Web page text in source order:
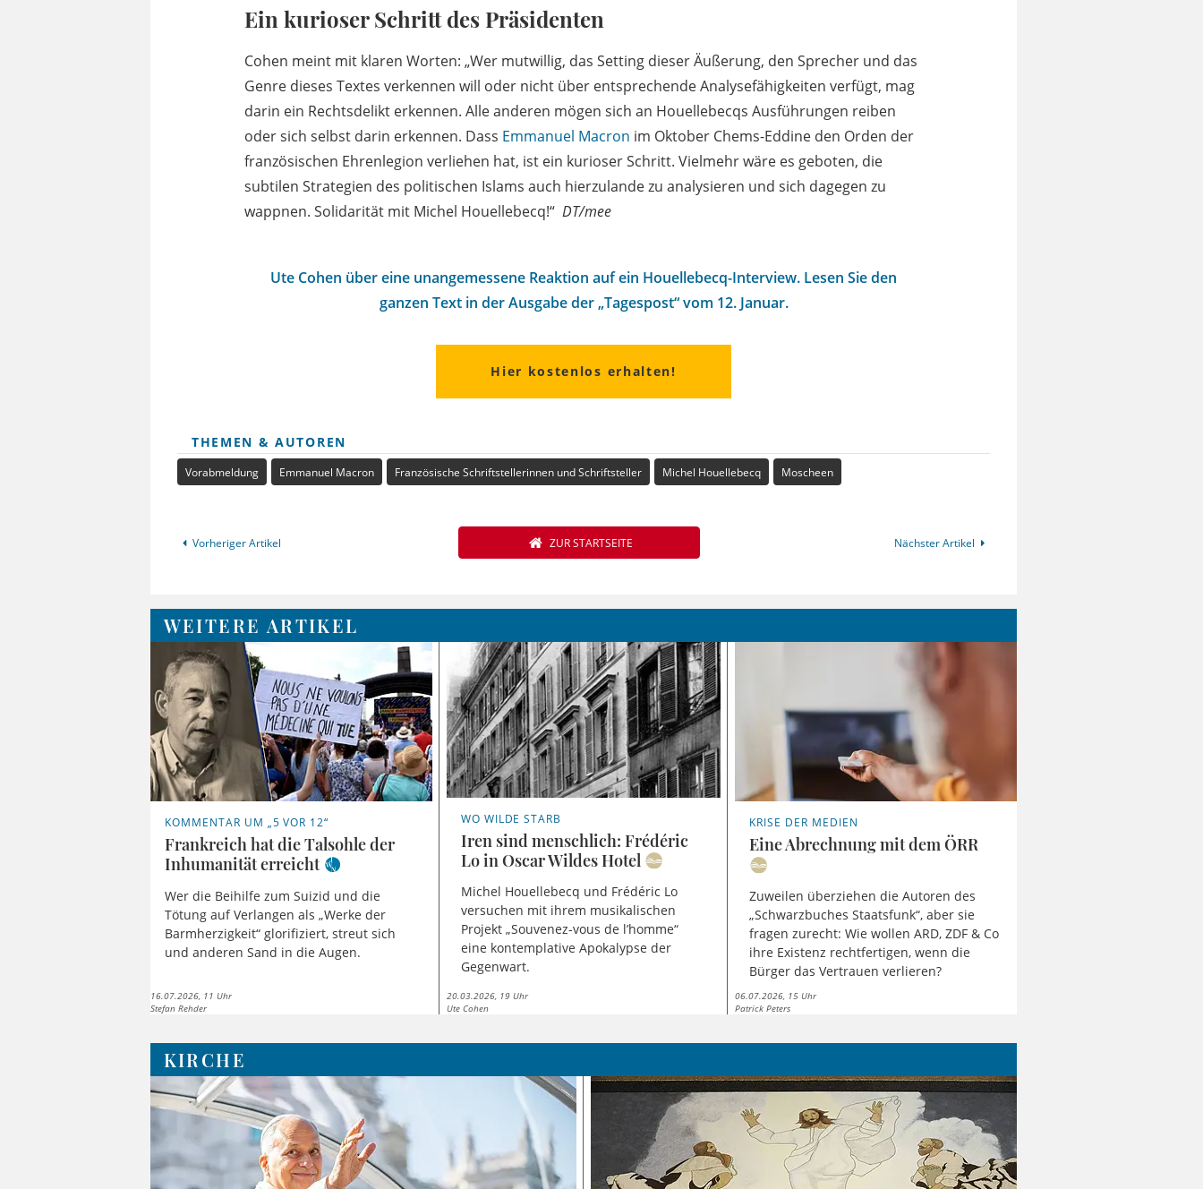
Ein kurioser Schritt des Präsidenten
Cohen meint mit klaren Worten: „Wer mutwillig, das Setting dieser Äußerung, den Sprecher und das
Genre dieses Textes verkennen will oder nicht über entsprechende Analysefähigkeiten verfügt, mag
darin ein Rechtsdelikt erkennen. Alle anderen mögen sich an Houellebecqs Ausführungen reiben
oder sich selbst darin erkennen. Dass Emmanuel Macron im Oktober Chems-Eddine den Orden der
französischen Ehrenlegion verliehen hat, ist ein kurioser Schritt. Vielmehr wäre es geboten, die
subtilen Strategien des politischen Islams auch hierzulande zu analysieren und sich dagegen zu
wappnen. Solidarität mit Michel Houellebecq!“ DT/mee
Ute Cohen über eine unangemessene Reaktion auf ein Houellebecq-Interview. Lesen Sie den
ganzen Text in der Ausgabe der „Tagespost“ vom 12. Januar.
Hier kostenlos erhalten!
THEMEN & AUTOREN
Vorabmeldung Emmanuel Macron Französische Schriftstellerinnen und Schriftsteller Michel Houellebecq Moscheen
Vorheriger Artikel ZUR STARTSEITE Nächster Artikel
WEITERE ARTIKEL
KOMMENTAR UM „5 VOR 12“
Frankreich hat die Talsohle der
Inhumanität erreicht
Wer die Beihilfe zum Suizid und die
Tötung auf Verlangen als „Werke der
Barmherzigkeit“ glorifiziert, streut sich
und anderen Sand in die Augen.
16.07.2026, 11 Uhr
Stefan Rehder
WO WILDE STARB
Iren sind menschlich: Frédéric
Lo in Oscar Wildes Hotel
Michel Houellebecq und Frédéric Lo
versuchen mit ihrem musikalischen
Projekt „Souvenez-vous de l’homme“
eine kontemplative Apokalypse der
Gegenwart.
20.03.2026, 19 Uhr
Ute Cohen
KRISE DER MEDIEN
Eine Abrechnung mit dem ÖRR
Zuweilen überziehen die Autoren des
„Schwarzbuches Staatsfunk“, aber sie
fragen zurecht: Wie wollen ARD, ZDF & Co
ihre Existenz rechtfertigen, wenn die
Bürger das Vertrauen verlieren?
06.07.2026, 15 Uhr
Patrick Peters
KIRCHE